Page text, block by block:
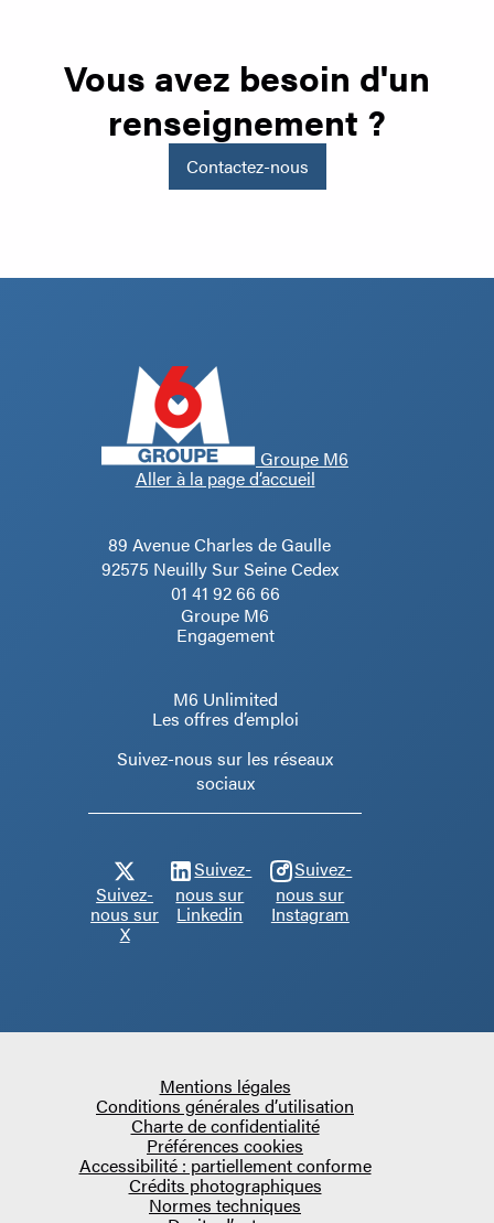
Vous avez besoin d'un
renseignement ?
Contactez-nous
Groupe M6
Aller à la page d’accueil
89 Avenue Charles de Gaulle
92575 Neuilly Sur Seine Cedex
01 41 92 66 66
Groupe M6
Engagement
M6 Unlimited
Les offres d’emploi
Suivez-nous sur les réseaux
sociaux
Suivez-
nous sur
X
Suivez-
nous sur
Linkedin
Suivez-
nous sur
Instagram
Mentions légales
Conditions générales d’utilisation
Charte de confidentialité
Préférences cookies
Accessibilité : partiellement conforme
Crédits photographiques
Normes techniques